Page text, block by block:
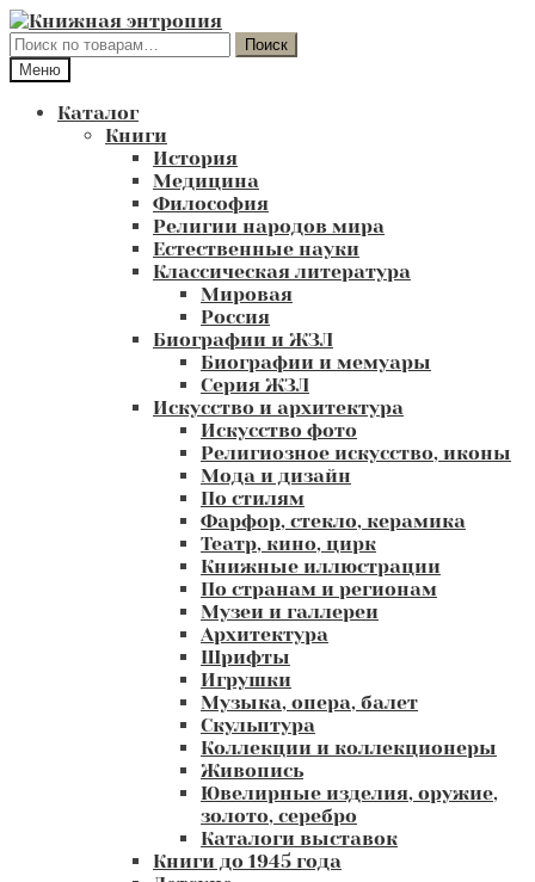
Перейти
к
навигации
Перейти
к
содержимому
Искать:
Поиск
Меню
Каталог
Книги
История
Медицина
Философия
Религии народов мира
Естественные науки
Классическая литература
Мировая
Россия
Биографии и ЖЗЛ
Биографии и мемуары
Серия ЖЗЛ
Искусство и архитектура
Искусство фото
Религиозное искусство, иконы
Мода и дизайн
По стилям
Фарфор, стекло, керамика
Театр, кино, цирк
Книжные иллюстрации
По странам и регионам
Музеи и галлереи
Архитектура
Шрифты
Игрушки
Музыка, опера, балет
Скульптура
Коллекции и коллекционеры
Живопись
Ювелирные изделия, оружие,
золото, серебро
Каталоги выставок
Книги до 1945 года